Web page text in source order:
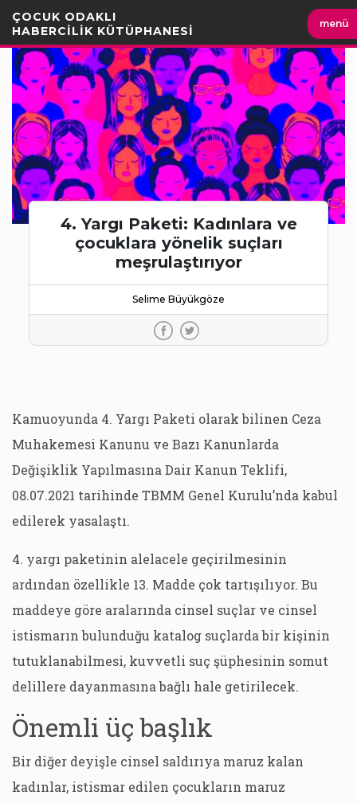
Geç
ÇOCUK ODAKLI
HABERCİLİK KÜTÜPHANESİ
menü
4. Yargı Paketi: Kadınlara ve
çocuklara yönelik suçları
meşrulaştırıyor
Selime Büyükgöze
Kamuoyunda 4. Yargı Paketi olarak bilinen Ceza
Muhakemesi Kanunu ve Bazı Kanunlarda
Değişiklik Yapılmasına Dair Kanun Teklifi,
08.07.2021 tarihinde TBMM Genel Kurulu’nda kabul
edilerek yasalaştı.
4. yargı paketinin alelacele geçirilmesinin
ardından özellikle 13. Madde çok tartışılıyor. Bu
maddeye göre aralarında cinsel suçlar ve cinsel
istismarın bulunduğu katalog suçlarda bir kişinin
tutuklanabilmesi, kuvvetli suç şüphesinin somut
delillere dayanmasına bağlı hale getirilecek.
Önemli üç başlık
Bir diğer deyişle cinsel saldırıya maruz kalan
kadınlar, istismar edilen çocukların maruz